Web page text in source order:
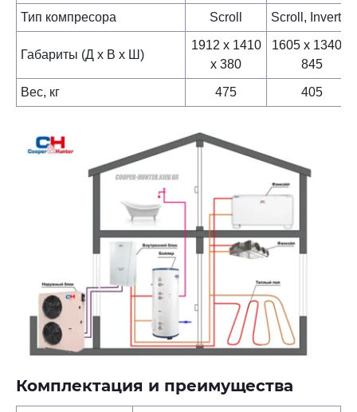
Тип компресора Scroll Scroll, Inverter
Габариты (Д х В х Ш)
1912 х 1410
х 380
1605 х 1340 x
845
Вес, кг 475 405
Комплектация и преимущества